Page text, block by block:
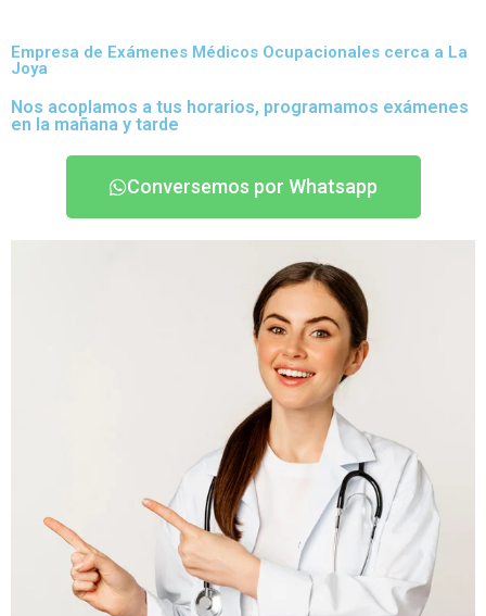
Empresa de Exámenes Médicos Ocupacionales cerca a La
Joya
Nos acoplamos a tus horarios, programamos exámenes
en la mañana y tarde
Conversemos por Whatsapp